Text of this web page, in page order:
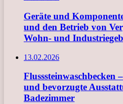
Geräte und
und den Betrieb von
Wohn- und
13.02.2026
Flusssteinwaschbecken
und bevorzugte
Badezimmer